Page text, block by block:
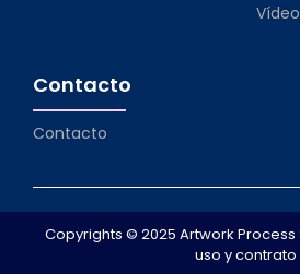
Contacto
Contacto
Copyrights © 2025 Artwork Process
uso y contrato